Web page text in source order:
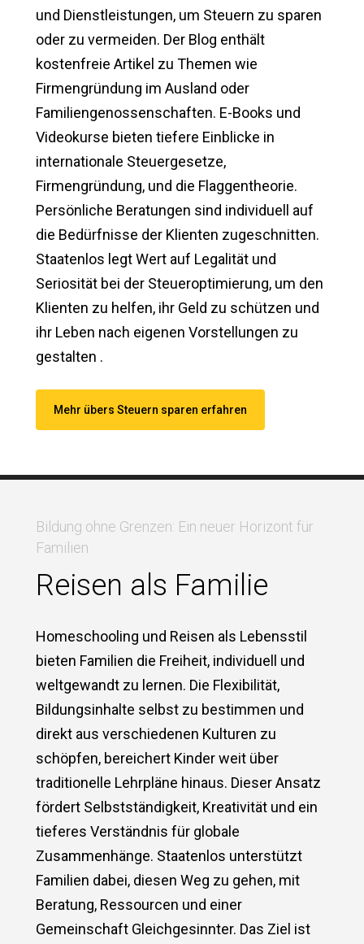
und Dienstleistungen, um Steuern zu sparen
oder zu vermeiden. Der Blog enthält
kostenfreie Artikel zu Themen wie
Firmengründung im Ausland oder
Familiengenossenschaften. E-Books und
Videokurse bieten tiefere Einblicke in
internationale Steuergesetze,
Firmengründung, und die Flaggentheorie.
Persönliche Beratungen sind individuell auf
die Bedürfnisse der Klienten zugeschnitten.
Staatenlos legt Wert auf Legalität und
Seriosität bei der Steueroptimierung, um den
Klienten zu helfen, ihr Geld zu schützen und
ihr Leben nach eigenen Vorstellungen zu
gestalten .
Mehr übers Steuern sparen erfahren
Bildung ohne Grenzen: Ein neuer Horizont für
Familien
Reisen als Familie
Homeschooling und Reisen als Lebensstil
bieten Familien die Freiheit, individuell und
weltgewandt zu lernen. Die Flexibilität,
Bildungsinhalte selbst zu bestimmen und
direkt aus verschiedenen Kulturen zu
schöpfen, bereichert Kinder weit über
traditionelle Lehrpläne hinaus. Dieser Ansatz
fördert Selbstständigkeit, Kreativität und ein
tieferes Verständnis für globale
Zusammenhänge. Staatenlos unterstützt
Familien dabei, diesen Weg zu gehen, mit
Beratung, Ressourcen und einer
Gemeinschaft Gleichgesinnter. Das Ziel ist